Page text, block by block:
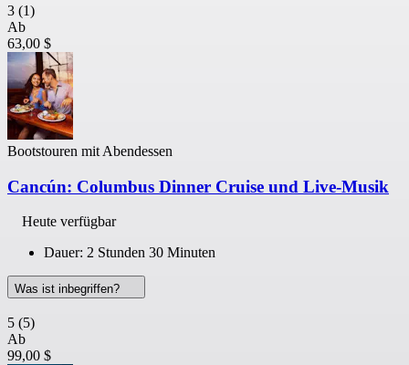
3 (1)
Ab
63,00 $
Bootstouren mit Abendessen
Cancún: Columbus Dinner Cruise und Live-Musik
Heute verfügbar
Dauer: 2 Stunden 30 Minuten
Was ist inbegriffen?
5 (5)
Ab
99,00 $